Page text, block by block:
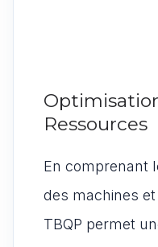
Ressources
En comprenant
des machines
TBQP permet